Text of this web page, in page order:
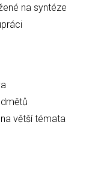
na syntéze
větší témata